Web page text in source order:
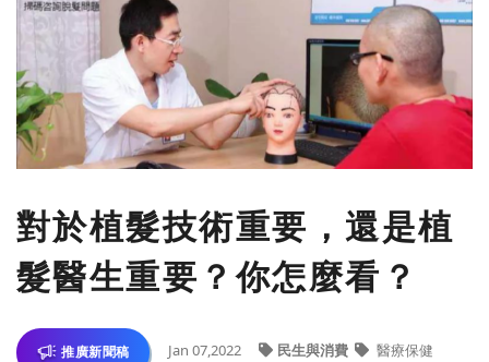
對於植髮技術重要，還是植
髮醫生重要？你怎麼看？
推廣新聞稿 Jan 07,2022 民生與消費 醫療保健